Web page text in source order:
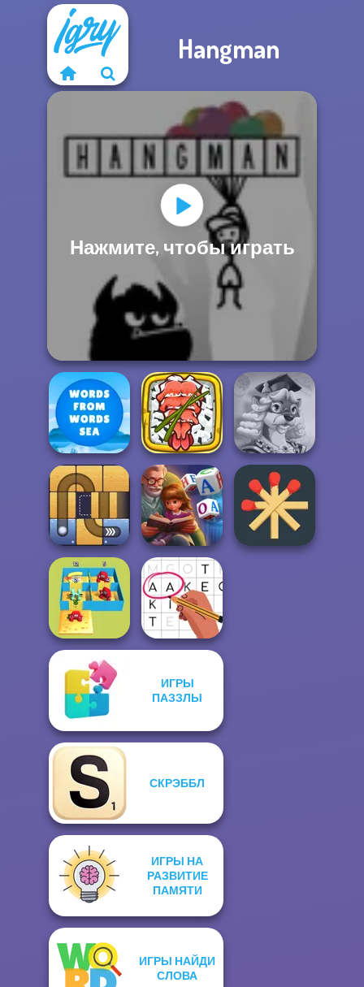
Hangman
Нажмите, чтобы играть
Words From
Words: Sea
Giant Sushi:
Merge Master
Game
Words With Prof.
Wisely
Free the Ball
Word Scramble:
Family Tales
Alphabet Lore
Maze
ИГРЫ
ПАЗЗЛЫ
СКРЭББЛ
ИГРЫ НА
РАЗВИТИЕ
ПАМЯТИ
ИГРЫ НАЙДИ
СЛОВА